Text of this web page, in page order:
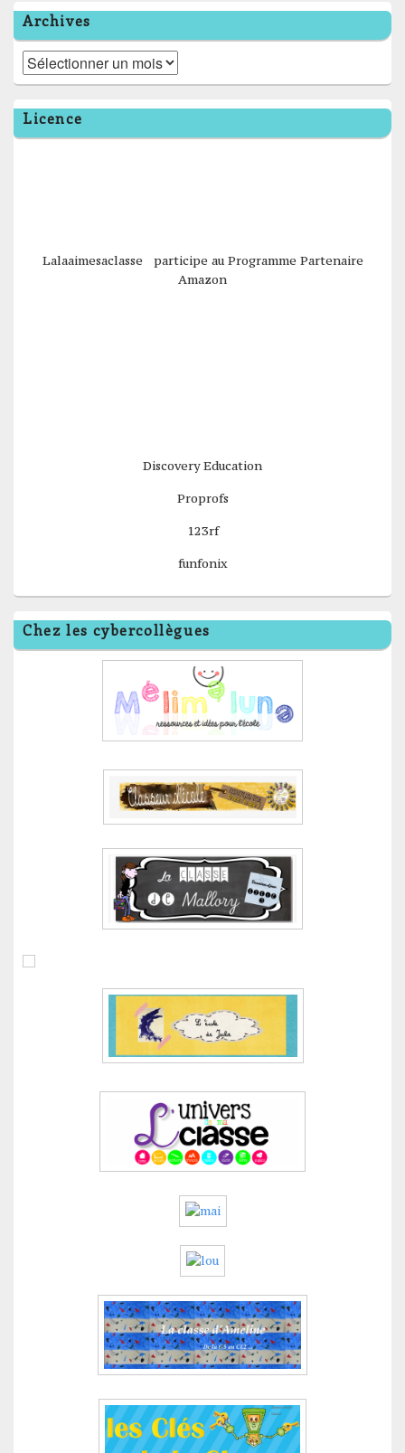
Archives
Archives
Licence
Lalaaimesaclasse participe au Programme Partenaire
Amazon
Discovery Education
Proprofs
123rf
funfonix
Chez les cybercollègues